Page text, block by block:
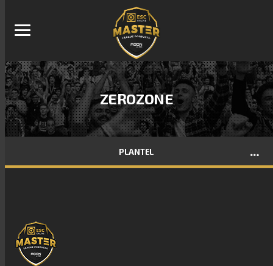
ZEROZONE
PLANTEL